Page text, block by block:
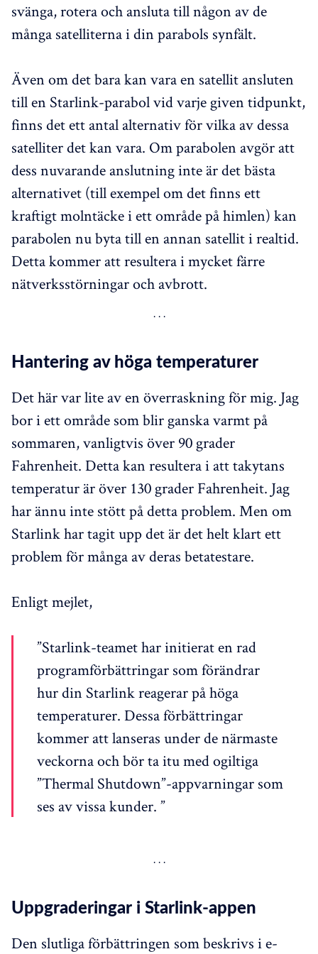
svänga, rotera och ansluta till någon av de
många satelliterna i din parabols synfält.
Även om det bara kan vara en satellit ansluten
till en Starlink-parabol vid varje given tidpunkt,
finns det ett antal alternativ för vilka av dessa
satelliter det kan vara. Om parabolen avgör att
dess nuvarande anslutning inte är det bästa
alternativet (till exempel om det finns ett
kraftigt molntäcke i ett område på himlen) kan
parabolen nu byta till en annan satellit i realtid.
Detta kommer att resultera i mycket färre
nätverksstörningar och avbrott.
Hantering av höga temperaturer
Det här var lite av en överraskning för mig. Jag
bor i ett område som blir ganska varmt på
sommaren, vanligtvis över 90 grader
Fahrenheit. Detta kan resultera i att takytans
temperatur är över 130 grader Fahrenheit. Jag
har ännu inte stött på detta problem. Men om
Starlink har tagit upp det är det helt klart ett
problem för många av deras betatestare.
Enligt mejlet,
”Starlink-teamet har initierat en rad
programförbättringar som förändrar
hur din Starlink reagerar på höga
temperaturer. Dessa förbättringar
kommer att lanseras under de närmaste
veckorna och bör ta itu med ogiltiga
”Thermal Shutdown”-appvarningar som
ses av vissa kunder. ”
Uppgraderingar i Starlink-appen
Den slutliga förbättringen som beskrivs i e-